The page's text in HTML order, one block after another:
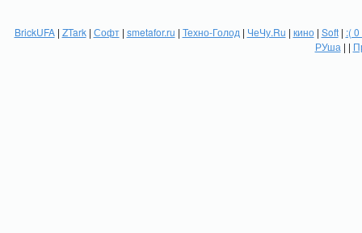
BrickUFA| ZTark| Софт| smetafor.ru | Техно-Голод | ЧеЧу.Ru | кино| Soft| :(
РУша | |